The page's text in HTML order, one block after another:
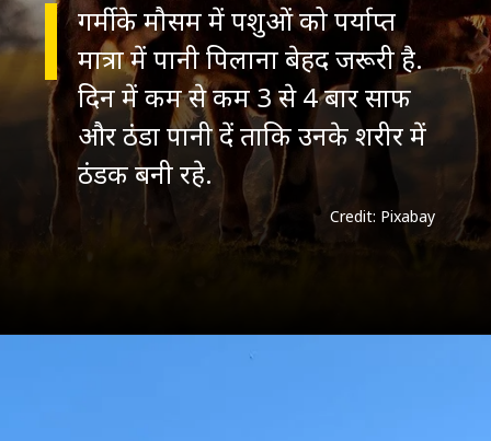
गर्मी के मौसम में पशुओं को पर्याप्त
मात्रा में पानी पिलाना बेहद जरूरी है.
दिन में कम से कम 3 से 4 बार साफ
और ठंडा पानी दें ताकि उनके शरीर में
ठंडक बनी रहे.
Credit: Pixabay